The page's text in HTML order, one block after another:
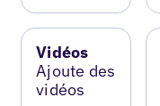
Vidéos
Ajoute des
vidéos